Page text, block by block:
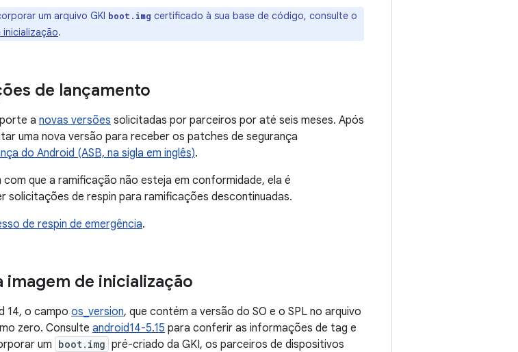
um arquivo GKI boot.img certificado à sua base de código, consulte o
.
de lançamento
a novas versões solicitadas por parceiros por até seis meses. Após
uma nova versão para receber os patches de segurança
do Android (ASB, na sigla em inglês).
que a ramificação não esteja em conformidade, ela é
solicitações de respin para ramificações descontinuadas.
de respin de emergência.
imagem de inicialização
14, o campo os_version, que contém a versão do SO e o SPL no arquivo
zero. Consulte android14-5.15 para conferir as informações de tag e
um boot.img pré-criado da GKI, os parceiros de dispositivos